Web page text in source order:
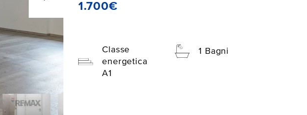
1.700€
Classe
energetica
A1
1 Bagni